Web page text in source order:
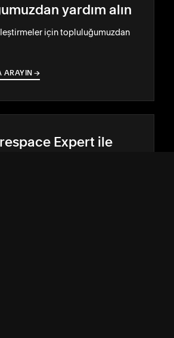
yardım alın
için topluluğumuzdan
ARAYIN →
→
Expert ile